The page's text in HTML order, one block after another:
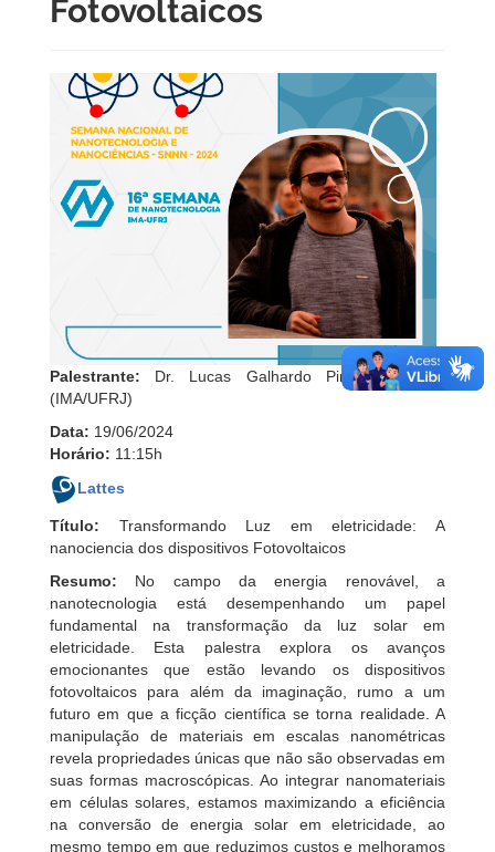
Fotovoltaicos
Palestrante: Dr. Lucas Galhardo Pimenta Tienne
(IMA/UFRJ)
Data: 19/06/2024
Horário: 11:15h
Lattes
Título: Transformando Luz em eletricidade: A
nanociencia dos dispositivos Fotovoltaicos
Resumo: No campo da energia renovável, a
nanotecnologia está desempenhando um papel
fundamental na transformação da luz solar em
eletricidade. Esta palestra explora os avanços
emocionantes que estão levando os dispositivos
fotovoltaicos para além da imaginação, rumo a um
futuro em que a ficção científica se torna realidade. A
manipulação de materiais em escalas nanométricas
revela propriedades únicas que não são observadas em
suas formas macroscópicas. Ao integrar nanomateriais
em células solares, estamos maximizando a eficiência
na conversão de energia solar em eletricidade, ao
mesmo tempo em que reduzimos custos e melhoramos